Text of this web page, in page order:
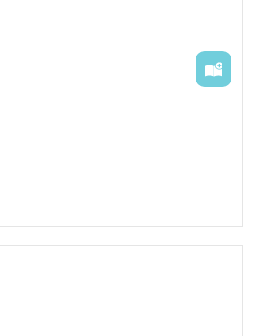
！(あ、強制じゃないですよ！任意で